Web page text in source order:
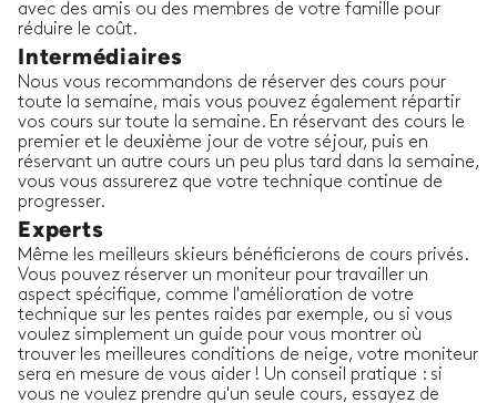
avec des amis ou des membres de votre famille pour
réduire le coût.
Intermédiaires
Nous vous recommandons de réserver des cours pour
toute la semaine, mais vous pouvez également répartir
vos cours sur toute la semaine. En réservant des cours le
premier et le deuxième jour de votre séjour, puis en
réservant un autre cours un peu plus tard dans la semaine,
vous vous assurerez que votre technique continue de
progresser.
Experts
Même les meilleurs skieurs bénéficierons de cours privés.
Vous pouvez réserver un moniteur pour travailler un
aspect spécifique, comme l'amélioration de votre
technique sur les pentes raides par exemple, ou si vous
voulez simplement un guide pour vous montrer où
trouver les meilleures conditions de neige, votre moniteur
sera en mesure de vous aider ! Un conseil pratique : si
vous ne voulez prendre qu'un seule cours, essayez de